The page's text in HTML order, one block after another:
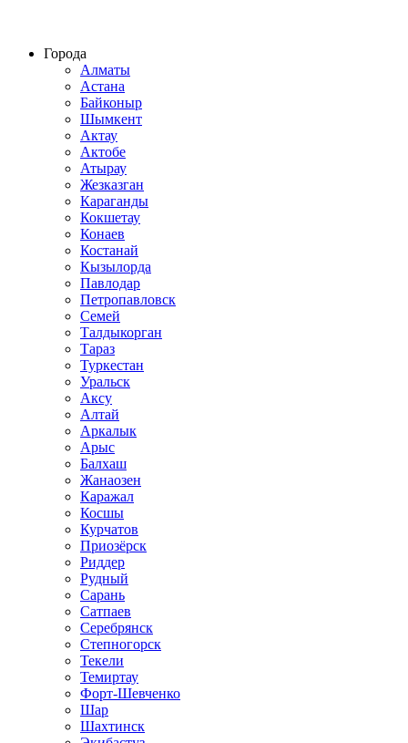
Города
Алматы
Астана
Байконыр
Шымкент
Актау
Актобе
Атырау
Жезказган
Караганды
Кокшетау
Конаев
Костанай
Кызылорда
Павлодар
Петропавловск
Семей
Талдыкорган
Тараз
Туркестан
Уральск
Аксу
Алтай
Аркалык
Арыс
Балхаш
Жанаозен
Каражал
Косшы
Курчатов
Приозёрск
Риддер
Рудный
Сарань
Сатпаев
Серебрянск
Степногорск
Текели
Темиртау
Форт-Шевченко
Шар
Шахтинск